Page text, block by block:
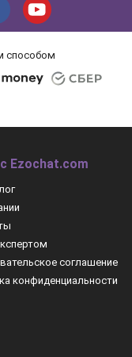
способом
Ezochat.com
соглашение
конфиденциальности